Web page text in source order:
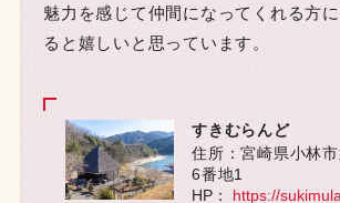
魅力を感じて仲間になってくれる方
ると嬉しいと思っています。
すきむらんど
住所：宮崎県小林
6番地1
HP：
https://